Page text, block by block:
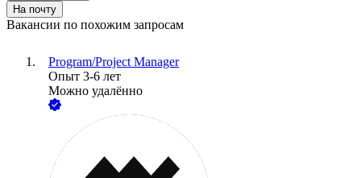
На почту
Вакансии по похожим запросам
Program/Project Manager
Опыт 3-6 лет
Можно удалённо